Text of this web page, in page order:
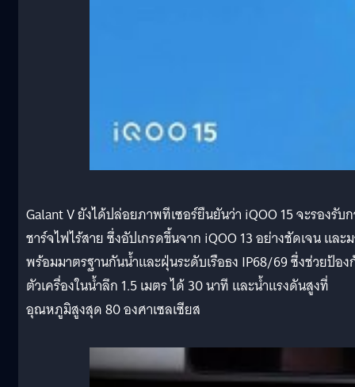
Galant V ยังได้ปล่อยภาพทีเซอร์ยืนยันว่า iQOO 15 จะรองรับ
ชาร์จไฟไร้สาย ซึ่งอัปเกรดขึ้นจาก iQOO 13 อย่างชัดเจน และ
พร้อมมาตรฐานกันน้ำและฝุ่นระดับเรือธง IP68/69 ซึ่งช่วยป้อง
ตัวเครื่องในน้ำลึก 1.5 เมตร ได้ 30 นาที และน้ำแรงดันสูงที่
อุณหภูมิสูงสุด 80 องศาเซลเซียส